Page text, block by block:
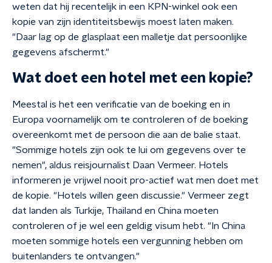
weten dat hij recentelijk in een KPN-winkel ook een
kopie van zijn identiteitsbewijs moest laten maken.
"Daar lag op de glasplaat een malletje dat persoonlijke
gegevens afschermt."
Wat doet een hotel met een kopie?
Meestal is het een verificatie van de boeking en in
Europa voornamelijk om te controleren of de boeking
overeenkomt met de persoon die aan de balie staat.
"Sommige hotels zijn ook te lui om gegevens over te
nemen", aldus reisjournalist Daan Vermeer. Hotels
informeren je vrijwel nooit pro-actief wat men doet met
de kopie. "Hotels willen geen discussie." Vermeer zegt
dat landen als Turkije, Thailand en China moeten
controleren of je wel een geldig visum hebt. "In China
moeten sommige hotels een vergunning hebben om
buitenlanders te ontvangen."